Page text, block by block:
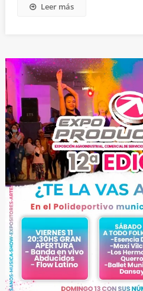
Leer más